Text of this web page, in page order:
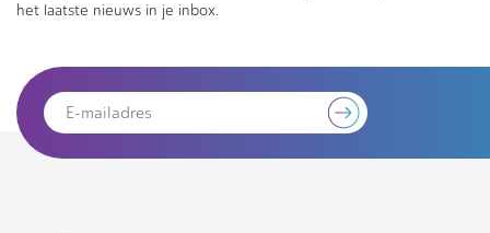
het laatste nieuws in je inbox.